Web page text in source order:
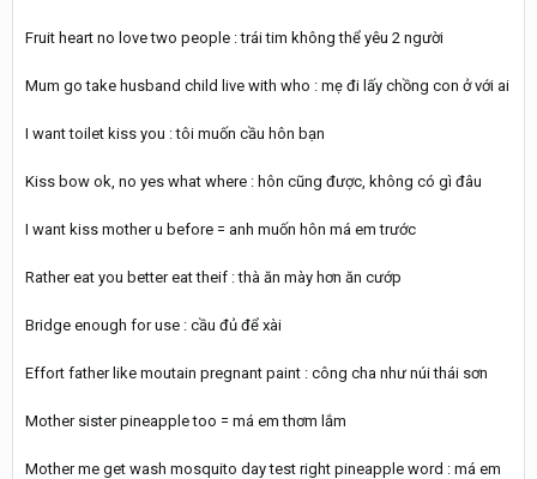
Fruit heart no love two people : trái tim không thể yêu 2 người
Mum go take husband child live with who : mẹ đi lấy chồng con ở với ai
I want toilet kiss you : tôi muốn cầu hôn bạn
Kiss bow ok, no yes what where : hôn cũng được, không có gì đâu
I want kiss mother u before = anh muốn hôn má em trước
Rather eat you better eat theif : thà ăn mày hơn ăn cướp
Bridge enough for use : cầu đủ để xài
Effort father like moutain pregnant paint : công cha như núi thái sơn
Mother sister pineapple too = má em thơm lắm
Mother me get wash mosquito day test right pineapple word : má em